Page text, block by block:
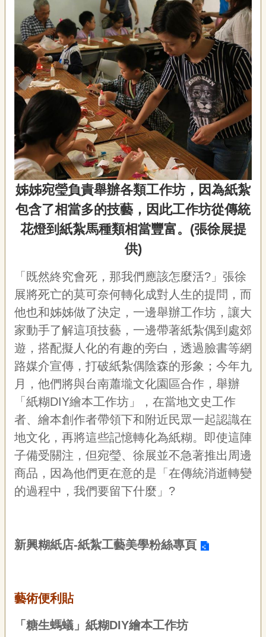
姊姊宛瑩負責舉辦各類工作坊，因為紙紮
包含了相當多的技藝，因此工作坊從傳統
花燈到紙紮馬種類相當豐富。(張徐展提
供)
「既然終究會死，那我們應該怎麼活?」張徐
展將死亡的莫可奈何轉化成對人生的提問，而
他也和姊姊做了決定，一邊舉辦工作坊，讓大
家動手了解這項技藝，一邊帶著紙紮偶到處郊
遊，搭配擬人化的有趣的旁白，透過臉書等網
路媒介宣傳，打破紙紮偶陰森的形象；今年九
月，他們將與台南蕭壠文化園區合作，舉辦
「紙糊DIY繪本工作坊」，在當地文史工作
者、繪本創作者帶領下和附近民眾一起認識在
地文化，再將這些記憶轉化為紙糊。即使這陣
子備受關注，但宛瑩、徐展並不急著推出周邊
商品，因為他們更在意的是「在傳統消逝轉變
的過程中，我們要留下什麼」?
新興糊紙店-紙紮工藝美學粉絲專頁
藝術便利貼
「糖生螞蟻」紙糊DIY繪本工作坊